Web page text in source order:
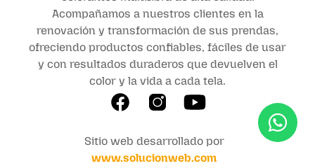
Acompañamos a nuestros clientes en la
renovación y transformación de sus prendas,
ofreciendo productos confiables, fáciles de usar
y con resultados duraderos que devuelven el
color y la vida a cada tela.
Sitio web desarrollado por
www.solucionweb.com